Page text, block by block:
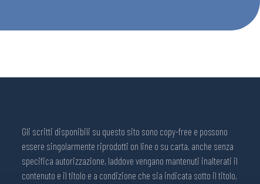
Gli scritti disponibili su questo sito sono copy-free e possono
essere singolarmente riprodotti on line o su carta, anche senza
specifica autorizzazione, laddove vengano mantenuti inalterati il
contenuto e il titolo e a condizione che sia indicata sotto il titolo,